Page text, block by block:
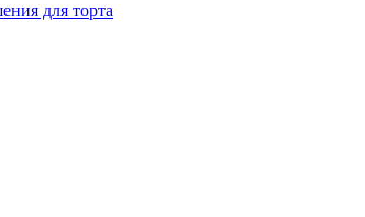
для торта